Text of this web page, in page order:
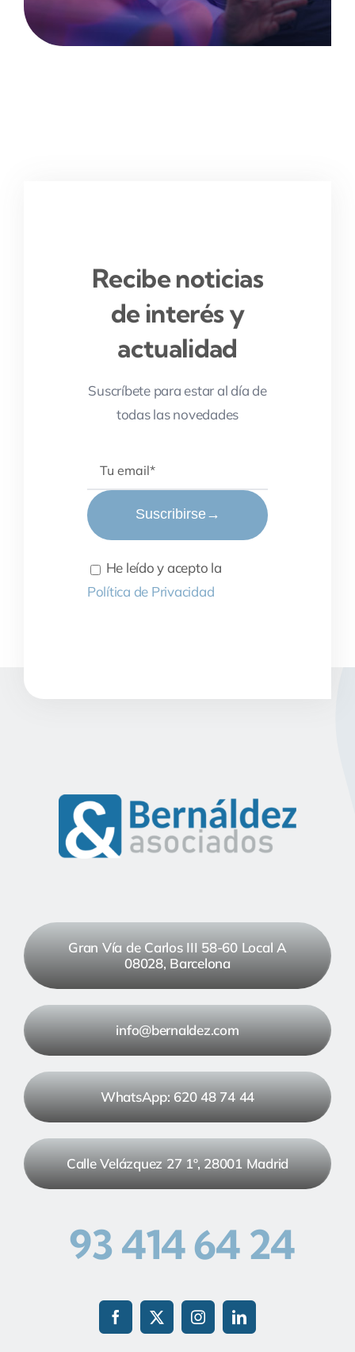
Recibe noticias
de interés y
actualidad
Suscríbete para estar al día de
todas las novedades
Suscribirse→
He leído y acepto la
Política de Privacidad
Gran Vía de Carlos III 58-60 Local A
08028, Barcelona
info@bernaldez.com
WhatsApp: 620 48 74 44
Calle Velázquez 27 1º, 28001 Madrid
93 414 64 24